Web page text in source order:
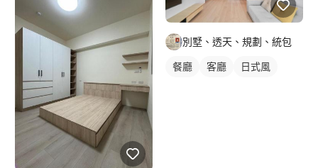
別墅、透天、規劃、統包
餐廳 客廳 日式風